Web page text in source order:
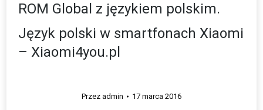
ROM Global z językiem polskim.
Język polski w smartfonach Xiaomi
– Xiaomi4you.pl
Przez admin 17 marca 2016